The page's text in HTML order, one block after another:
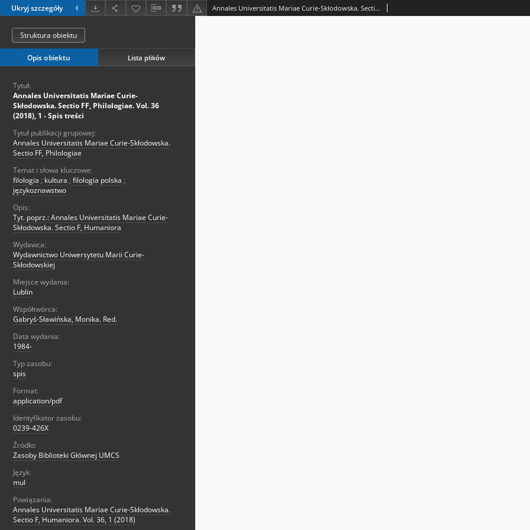
Ukryj szczegóły Annales Universitatis Mariae Curie-Skłodowska. Sectio FF, Philologiae. Vol. 36 (2018), 1 - Spis treści
Struktura obiektu
Opis obiektu Lista plików
Tytuł:
Annales Universitatis Mariae Curie-
Skłodowska. Sectio FF, Philologiae. Vol. 36
(2018), 1 - Spis treści
Tytuł publikacji grupowej:
Annales Universitatis Mariae Curie-Skłodowska.
Sectio FF, Philologiae
Temat i słowa kluczowe:
filologia ; kultura ; filologia polska ;
językoznawstwo
Opis:
Tyt. poprz.: Annales Universitatis Mariae Curie-
Skłodowska. Sectio F, Humaniora
Wydawca:
Wydawnictwo Uniwersytetu Marii Curie-
Skłodowskiej
Miejsce wydania:
Lublin
Współtwórca:
Gabryś-Sławińska, Monika. Red.
Data wydania:
1984-
Typ zasobu:
spis
Format:
application/pdf
Identyfikator zasobu:
0239-426X
Źródło:
Zasoby Biblioteki Głównej UMCS
Język:
mul
Powiązania:
Annales Universitatis Mariae Curie-Skłodowska.
Sectio F, Humaniora. Vol. 36, 1 (2018)